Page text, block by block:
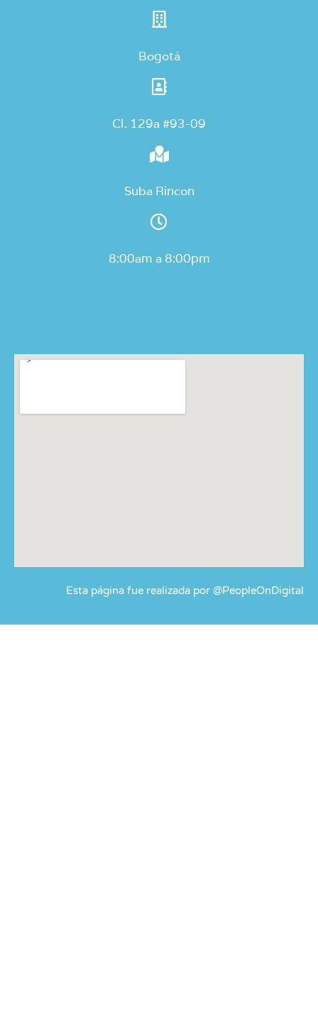
Bogotá
Cl. 129a #93-09
Suba Rincon
8:00am a 8:00pm
Esta página fue realizada por @PeopleOnDigital